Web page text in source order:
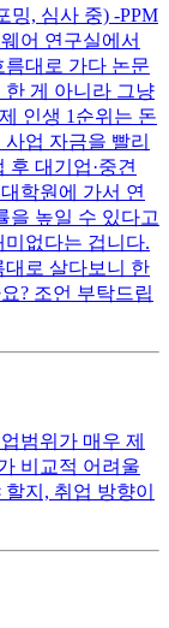
밍, 심사 중) -PPM
어 연구실에서
대로 가다 논문
게 아니라 그냥
인생 1순위는 돈
업 자금을 빨리
후 대기업·중견
학원에 가서 연
을 높일 수 있다고
없다는 겁니다.
대로 살다보니 한
? 조언 부탁드립
범위가 매우 제
비교적 어려울
지, 취업 방향이